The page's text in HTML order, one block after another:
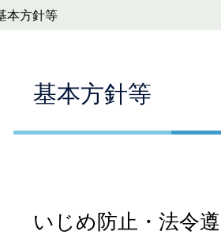
本方針等
基本方針等
いじめ防止・法令